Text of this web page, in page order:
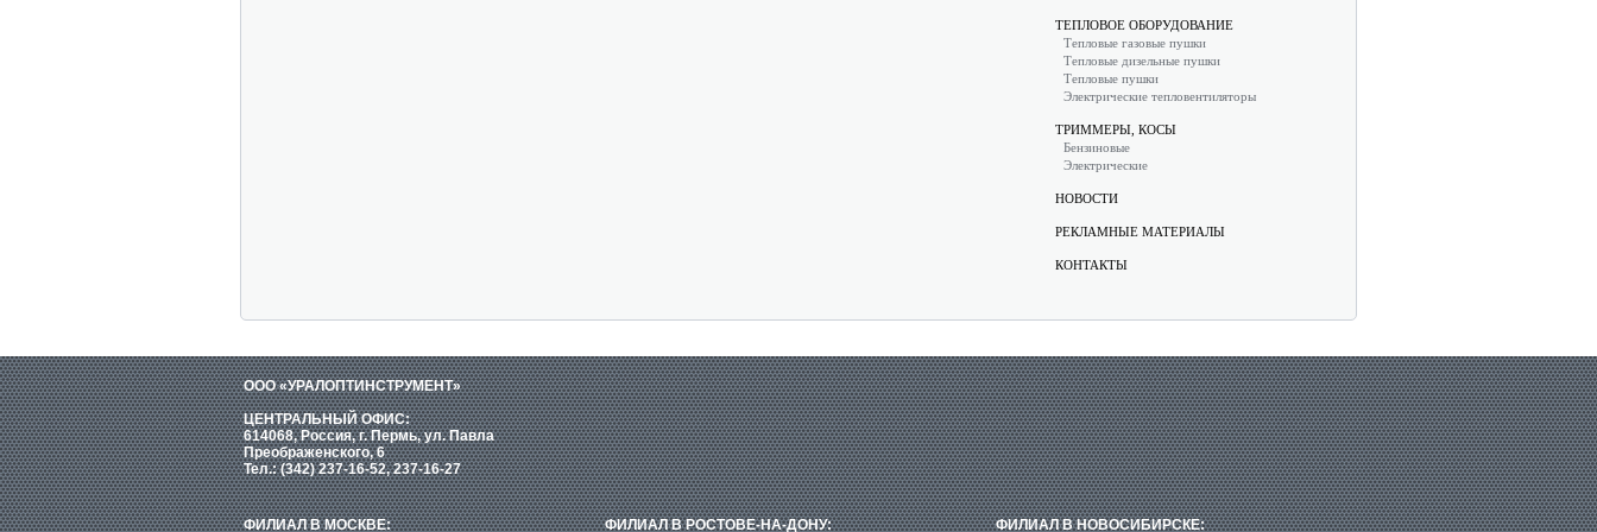
ТЕПЛОВОЕ ОБОРУДОВАНИЕ
Тепловые газовые пушки
Тепловые дизельные пушки
Тепловые пушки
Электрические тепловентиляторы
ТРИММЕРЫ, КОСЫ
Бензиновые
Электрические
НОВОСТИ
РЕКЛАМНЫЕ МАТЕРИАЛЫ
КОНТАКТЫ
ООО «УРАЛОПТИНСТРУМЕНТ»
ЦЕНТРАЛЬНЫЙ ОФИС:
614068, Россия, г. Пермь, ул. Павла
Преображенского, 6
Тел.: (342) 237-16-52, 237-16-27
ФИЛИАЛ В МОСКВЕ: ФИЛИАЛ В РОСТОВЕ-НА-ДОНУ: ФИЛИАЛ В НОВОСИБИРСКЕ: